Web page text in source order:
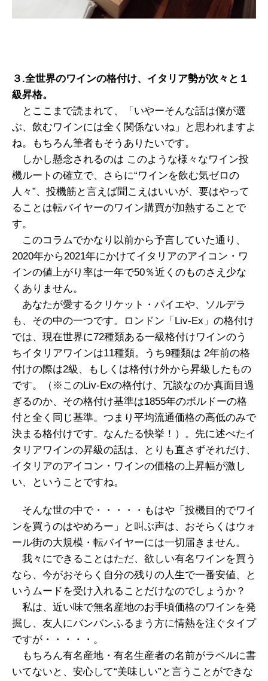
３.全世界のワインの格付け、イタリア勢が次々と１
級昇格。
とここまで読まれて、「いやーそんな話は僕が選
ぶ、飲むワインには全く関係ないね」と思われますよ
ね。もちろん筆者もそうありたいです。
しかし懸念されるのは このような様々なワイン投
機ルートの確立で、さらに“ワインを飲む気ゼロの
人々”、投機筋と言えば聞こえはいいが、要はやって
ることは転バイヤーのワイン購買が加熱することで
す。
このコラムでかなり以前から予言していた通り、
2020年から2021年にかけてイタリアのアイコン・ワ
インの値上がり率は一年で50％近くのものさえ少な
くありません。
あなたが愛するクリケット・パイエや、ソルデラ
も、その中の一つです。ロンドン「Liv-Ex」の格付け
では、現在世界に72種類ある一級格付けワインのう
ちイタリアワインは11種類。うち9種類は 2年前の格
付けの際は2級、もしくは格付け外から昇級したもの
です。（※このLiv-Exの格付け、冗談なのか真面目過
ぎるのか、その格付け基準は1855年のボルドーの格
付と全く同じ基準。つまり平均流通価格の高低のみで
決まる格付けです。なんたる快挙！）。先に述べたイ
タリアワインの昇級の話は、とりも直さずそれだけ、
イタリアのアイコン・ワインの価格の上昇幅が激し
い、ということですね。
そんな世の中で・・・・・もはや「投機目的でワイ
ンを買うのはやめろー」と叫ぶ声は、おそらくはウォ
ール街の大規模・転バイヤーには一切届きません。
我々にできることはただ、欲しい有名ワインを買う
なら、今がおそらく自分の残りの人生で一番安値、と
いうムードを受け入れることだけなのでしょうか？
私は、近い味で無名産地のお手頃価格のワインを発
掘し、友人にバンバンふるまう方に情熱を注ぐタイプ
ですが・・・・・。
もちろん有名産地・有名生産者の名前がラベルに書
いてないと、安心して“美味しい”と言うことができな